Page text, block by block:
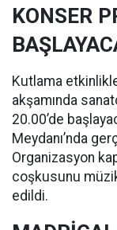
KONSER
Kutlama
akşamında
20.00’de
Meydanı’nda
Organizasyon
coşkusunu
edildi.